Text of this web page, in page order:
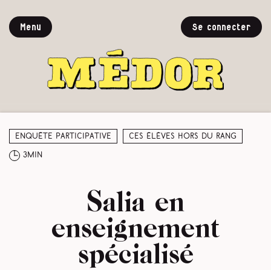
Menu Se connecter
Enquête participative Ces élèves hors du rang
3min
Salia en
enseignement
spécialisé